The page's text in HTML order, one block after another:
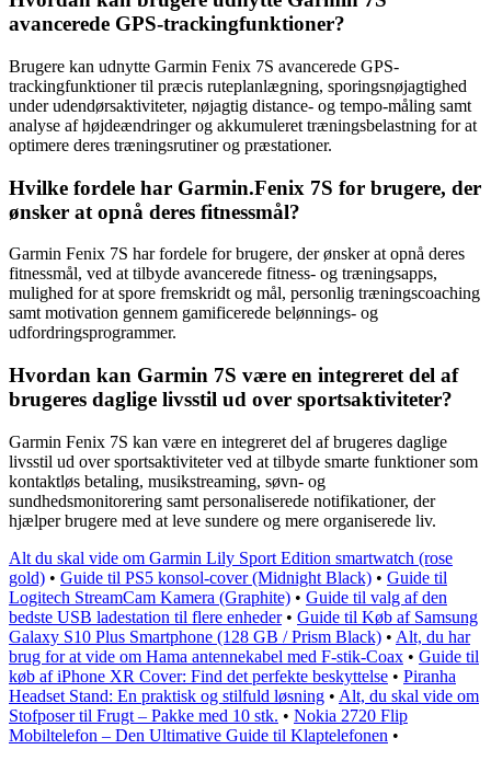
avancerede GPS-trackingfunktioner?
Brugere kan udnytte Garmin Fenix 7S avancerede GPS-
trackingfunktioner til præcis ruteplanlægning, sporingsnøjagtighed
under udendørsaktiviteter, nøjagtig distance- og tempo-måling samt
analyse af højdeændringer og akkumuleret træningsbelastning for at
optimere deres træningsrutiner og præstationer.
Hvilke fordele har Garmin.Fenix 7S for brugere, der
ønsker at opnå deres fitnessmål?
Garmin Fenix 7S har fordele for brugere, der ønsker at opnå deres
fitnessmål, ved at tilbyde avancerede fitness- og træningsapps,
mulighed for at spore fremskridt og mål, personlig træningscoaching
samt motivation gennem gamificerede belønnings- og
udfordringsprogrammer.
Hvordan kan Garmin 7S være en integreret del af
brugeres daglige livsstil ud over sportsaktiviteter?
Garmin Fenix 7S kan være en integreret del af brugeres daglige
livsstil ud over sportsaktiviteter ved at tilbyde smarte funktioner som
kontaktløs betaling, musikstreaming, søvn- og
sundhedsmonitorering samt personaliserede notifikationer, der
hjælper brugere med at leve sundere og mere organiserede liv.
Alt du skal vide om Garmin Lily Sport Edition smartwatch (rose
gold) • Guide til PS5 konsol-cover (Midnight Black) • Guide til
Logitech StreamCam Kamera (Graphite) • Guide til valg af den
bedste USB ladestation til flere enheder• Guide til Køb af Samsung
Galaxy S10 Plus Smartphone (128 GB / Prism Black) • Alt, du har
brug for at vide om Hama antennekabel med F-stik-Coax • Guide til
køb af iPhone XR Cover: Find det perfekte beskyttelse • Piranha
Headset Stand: En praktisk og stilfuld løsning • Alt, du skal vide om
Stofposer til Frugt – Pakke med 10 stk. • Nokia 2720 Flip
Mobiltelefon – Den Ultimative Guide til Klaptelefonen •